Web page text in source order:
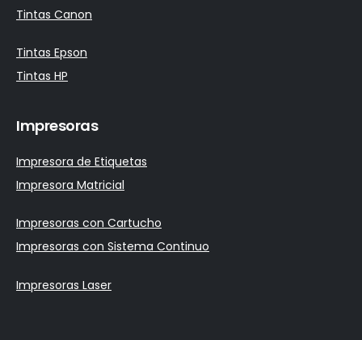
Tintas Canon
Tintas Epson
Tintas HP
Impresoras
Impresora de Etiquetas
Impresora Matricial
Impresoras con Cartucho
Impresoras con Sistema Continuo
Impresoras Laser